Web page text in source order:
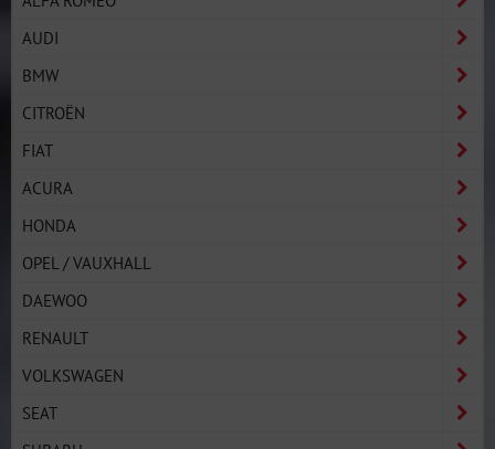
AUDI
BMW
CITROËN
FIAT
ACURA
HONDA
OPEL / VAUXHALL
DAEWOO
RENAULT
VOLKSWAGEN
SEAT